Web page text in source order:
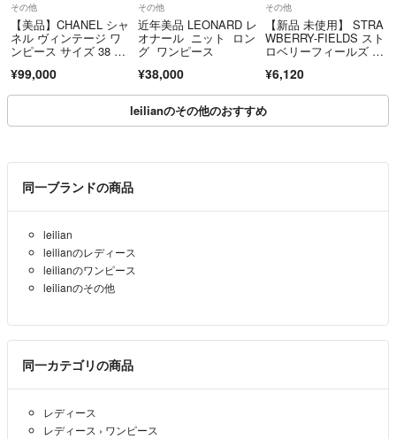
その他
【美品】CHANEL シャ
ネル ヴィンテージ ワ
ンピース サイズ 38 レ
6 プルオーバー COCO
マーク ロゴ ボタン カ
ト 白 紺 フランス製 カ
¥99,000
その他
近年美品 LEONARD レ
オナール ニット ロン
グ ワンピース
¥38,000
その他
【新品 未使用】 STRA
WBERRY-FIELDS スト
ロベリーフィールズ 春
ップ ワンピース Sz.
2 レディース 紺
¥6,120
leilianのその他のおすすめ
同一ブランドの商品
leilian
leilianのレディース
leilianのワンピース
leilianのその他
同一カテゴリの商品
レディース
レディース › ワンピース